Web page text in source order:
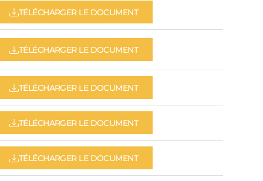
TÉLÉCHARGER LE DOCUMENT
TÉLÉCHARGER LE DOCUMENT
TÉLÉCHARGER LE DOCUMENT
TÉLÉCHARGER LE DOCUMENT
TÉLÉCHARGER LE DOCUMENT